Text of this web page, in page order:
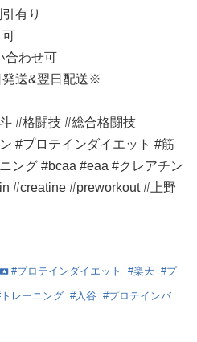
有り
可
合わせ可
発送&翌日配送※
#格闘技 #総合格闘技
#プロテインダイエット #筋
ング #bcaa #eaa #クレアチン
#creatine #preworkout #上野
#プロテインダイエット #楽天 #プ
トレーニング #入谷 #プロテインバ